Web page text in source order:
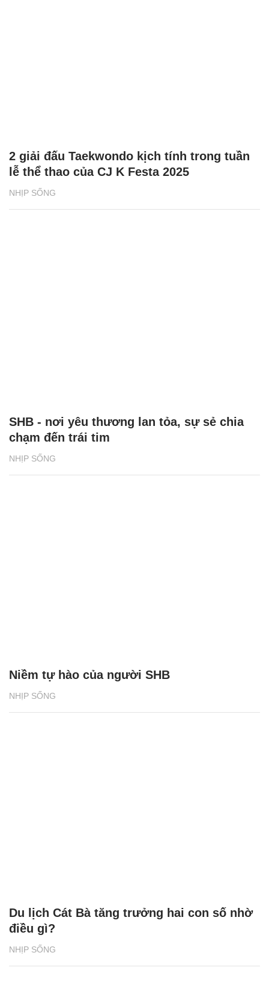
NHỊP SỐNG
2 giải đấu Taekwondo kịch tính trong tuần
lễ thể thao của CJ K Festa 2025
NHỊP SỐNG
SHB - nơi yêu thương lan tỏa, sự sẻ chia
chạm đến trái tim
NHỊP SỐNG
Niềm tự hào của người SHB
NHỊP SỐNG
Du lịch Cát Bà tăng trưởng hai con số nhờ
điều gì?